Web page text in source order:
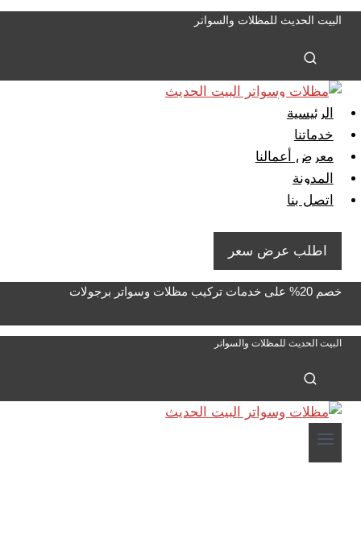
التجاوز
البيت الحديث للمظلات والسواتر
الرئيسية
خدماتنا
معرض أعمالنا
المدونة
اتصل بنا
اطلب عرض سعر
خصم 20% على خدمات تركيب مظلات وسواتر برجولات
البيت الحديث للمظلات والسواتر